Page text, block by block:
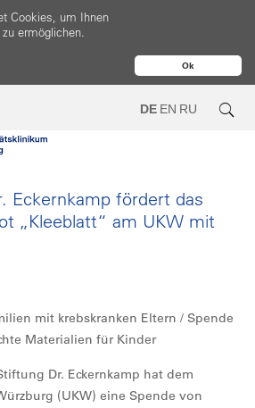
Ok
Cookies, um Ihnen
ermöglichen.
DE EN RU
Eckernkamp fördert das
„Kleeblatt“ am UKW mit
mit krebskranken Eltern / Spende
Materialien für Kinder
Dr. Eckernkamp hat dem
(UKW) eine Spende von